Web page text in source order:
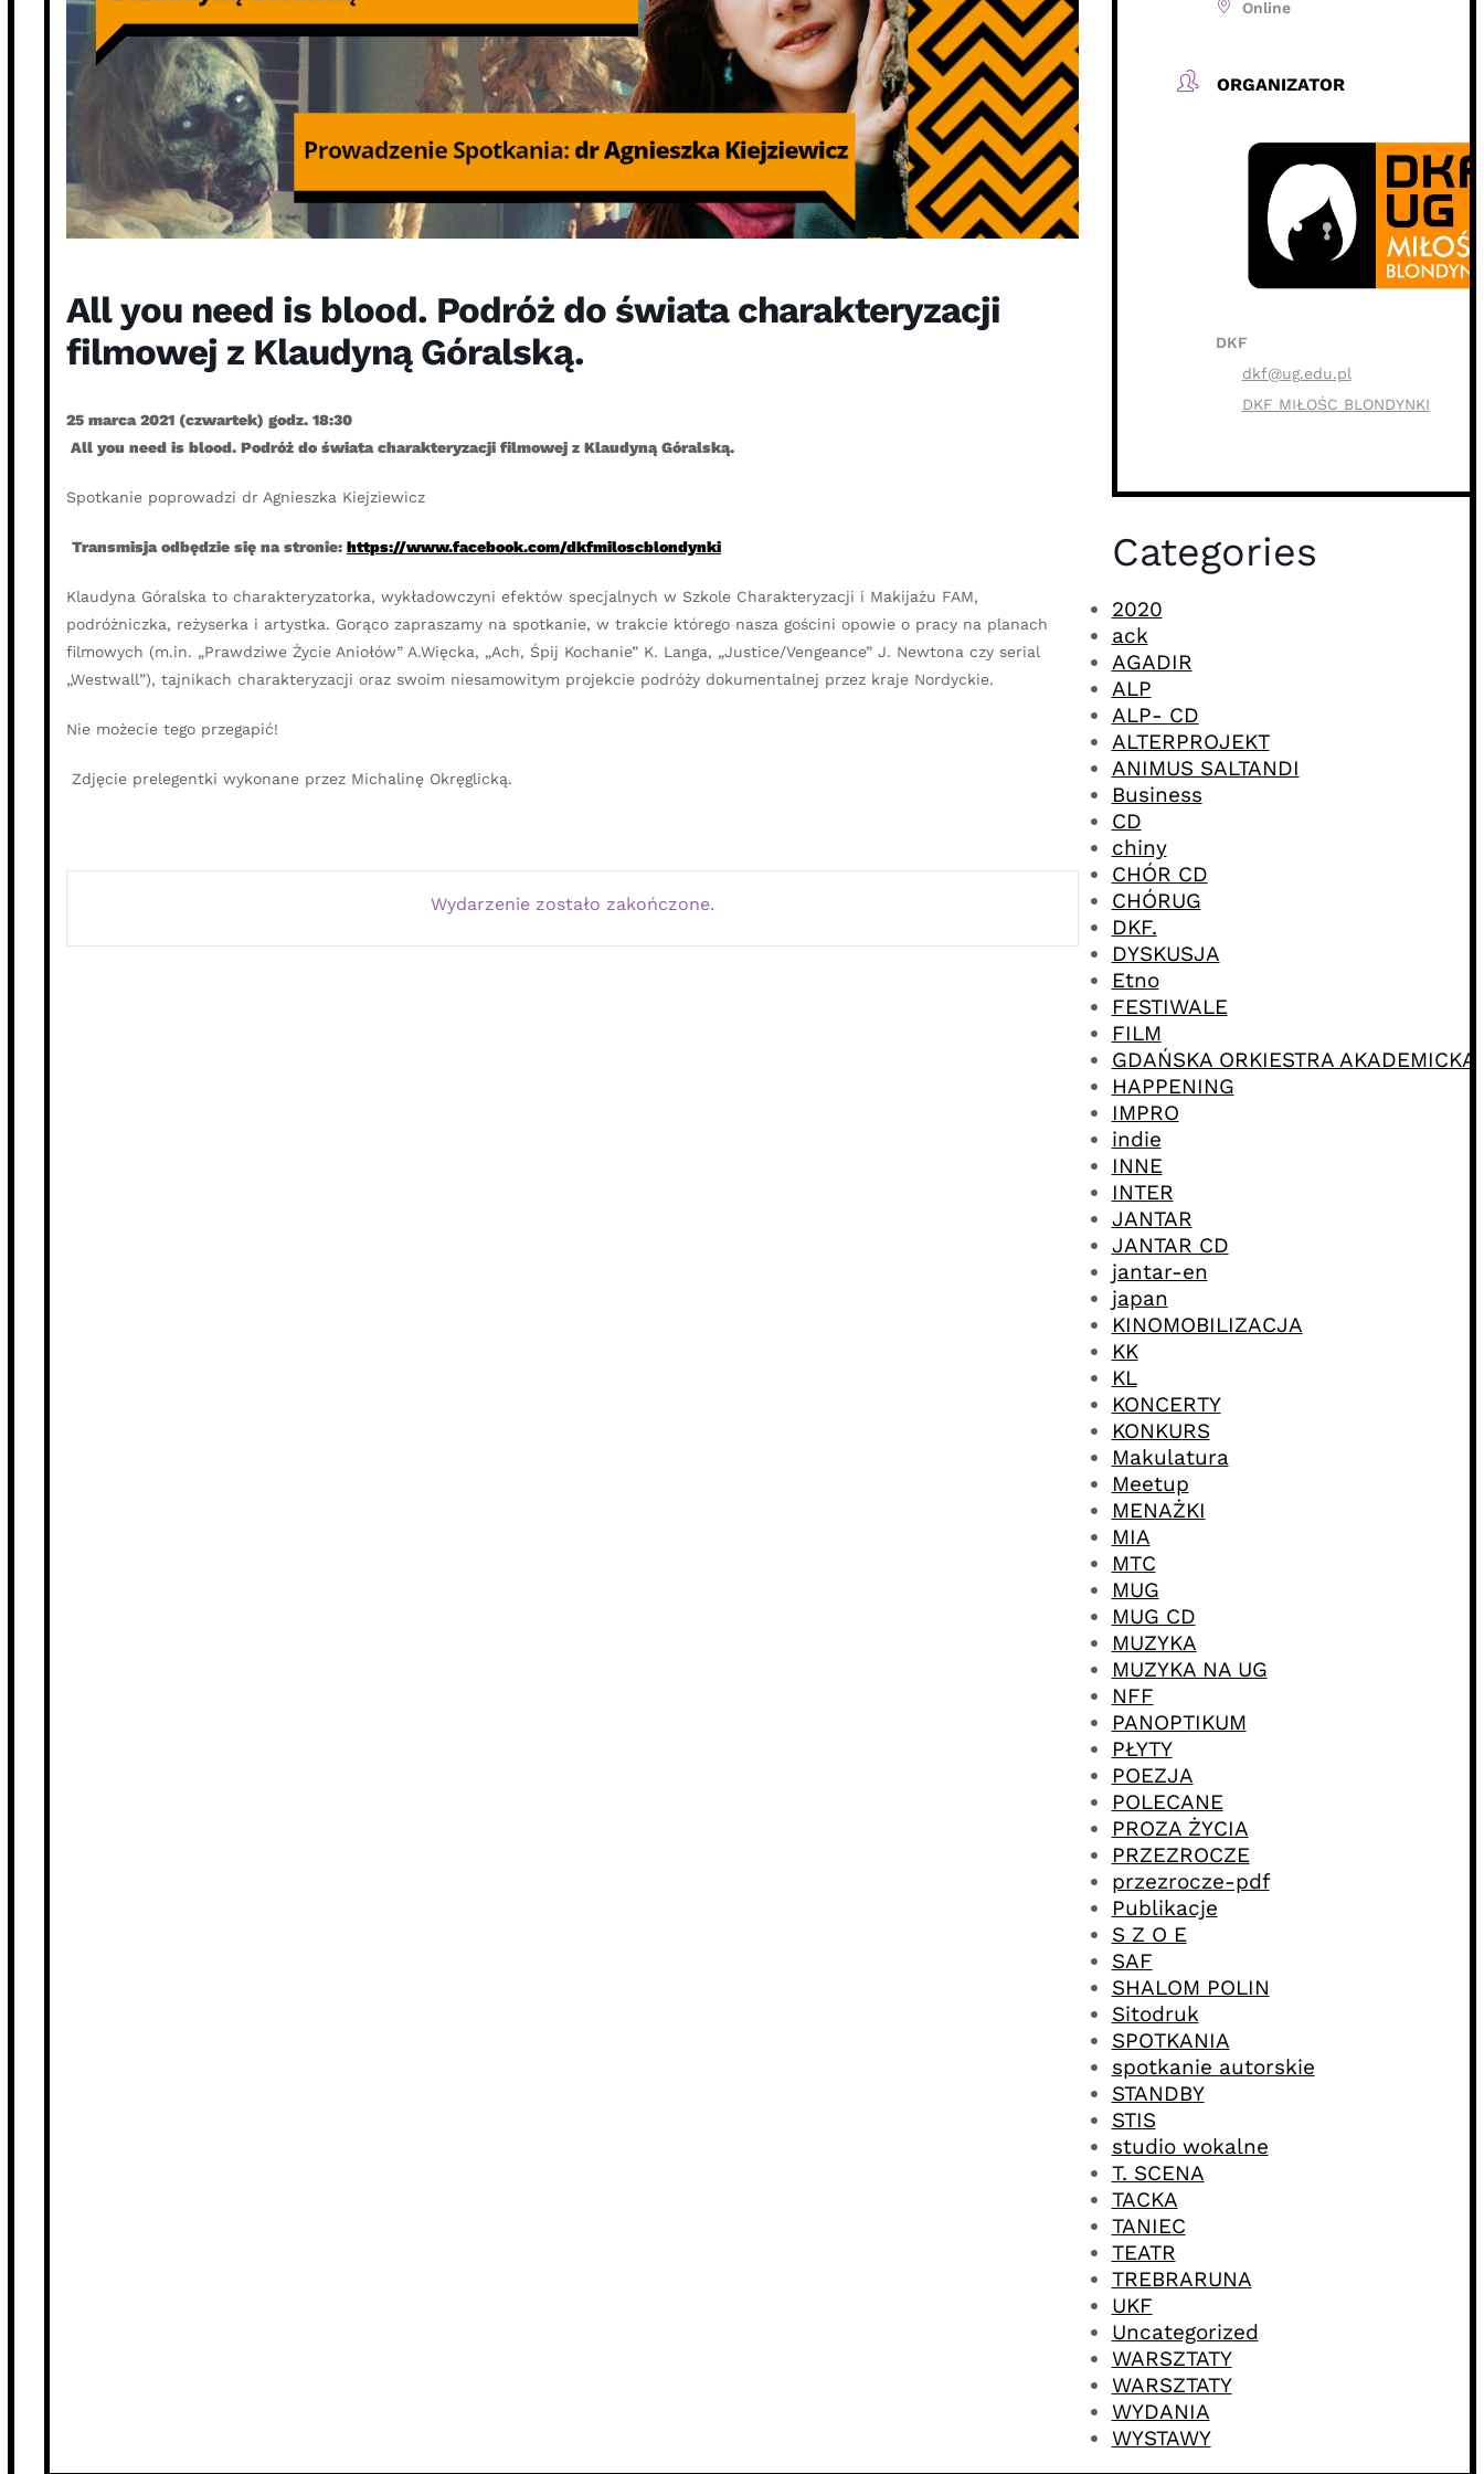
All you need is blood. Podróż do świata charakteryzacji
filmowej z Klaudyną Góralską.
25 marca 2021 (czwartek) godz. 18:30
All you need is blood. Podróż do świata charakteryzacji filmowej z Klaudyną Góralską.
Spotkanie poprowadzi dr Agnieszka Kiejziewicz
Transmisja odbędzie się na stronie: https://www.facebook.com/dkfmiloscblondynki
Klaudyna Góralska to charakteryzatorka, wykładowczyni efektów specjalnych w Szkole Charakteryzacji i Makijażu FAM,
podróżniczka, reżyserka i artystka. Gorąco zapraszamy na spotkanie, w trakcie którego nasza gościni opowie o pracy na planach
filmowych (m.in. „Prawdziwe Życie Aniołów” A.Więcka, „Ach, Śpij Kochanie” K. Langa, „Justice/Vengeance” J. Newtona czy serial
„Westwall”), tajnikach charakteryzacji oraz swoim niesamowitym projekcie podróży dokumentalnej przez kraje Nordyckie.
Nie możecie tego przegapić!
Zdjęcie prelegentki wykonane przez Michalinę Okręglicką.
Wydarzenie zostało zakończone.
Online
ORGANIZATOR
DKF
dkf@ug.edu.pl
DKF MIŁOŚC BLONDYNKI
Categories
2020
ack
AGADIR
ALP
ALP- CD
ALTERPROJEKT
ANIMUS SALTANDI
Business
CD
chiny
CHÓR CD
CHÓRUG
DKF.
DYSKUSJA
Etno
FESTIWALE
FILM
GDAŃSKA ORKIESTRA AKADEMICKA
HAPPENING
IMPRO
indie
INNE
INTER
JANTAR
JANTAR CD
jantar-en
japan
KINOMOBILIZACJA
KK
KL
KONCERTY
KONKURS
Makulatura
Meetup
MENAŻKI
MIA
MTC
MUG
MUG CD
MUZYKA
MUZYKA NA UG
NFF
PANOPTIKUM
PŁYTY
POEZJA
POLECANE
PROZA ŻYCIA
PRZEZROCZE
przezrocze-pdf
Publikacje
S Z O E
SAF
SHALOM POLIN
Sitodruk
SPOTKANIA
spotkanie autorskie
STANDBY
STIS
studio wokalne
T. SCENA
TACKA
TANIEC
TEATR
TREBRARUNA
UKF
Uncategorized
WARSZTATY
WARSZTATY
WYDANIA
WYSTAWY